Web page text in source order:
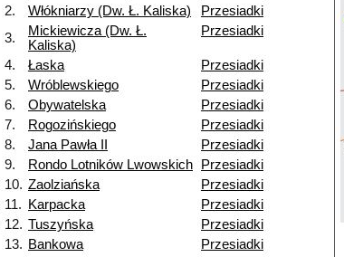
2. Włókniarzy (Dw. Ł. Kaliska)
Przesiadki
3.
Mickiewicza (Dw. Ł.
Kaliska)
Przesiadki
4. Łaska
Przesiadki
5. Wróblewskiego
Przesiadki
6. Obywatelska
Przesiadki
7. Rogozińskiego
Przesiadki
8. Jana Pawła II
Przesiadki
9. Rondo Lotników Lwowskich
Przesiadki
10. Zaolziańska
Przesiadki
11. Karpacka
Przesiadki
12. Tuszyńska
Przesiadki
13. Bankowa Przesiadki